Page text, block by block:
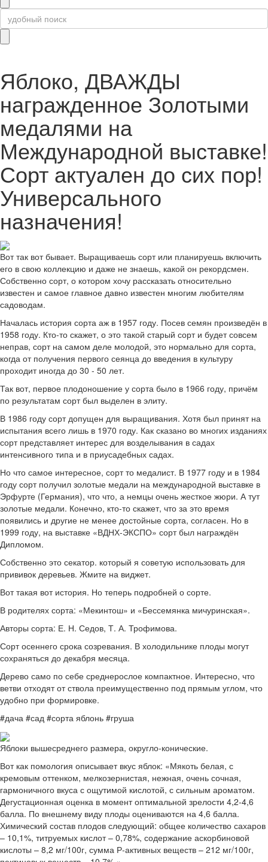
Яблоко, ДВАЖДЫ
награжденное Золотыми
медалями на
Международной выставке!
Сорт актуален до сих пор!
Универсального
назначения!
Вот так вот бывает. Выращиваешь сорт или планируешь включить
его в свою коллекцию и даже не знаешь, какой он рекордсмен.
Собственно сорт, о котором хочу рассказать относительно
известен и самое главное давно известен многим любителям
садоводам.
Началась история сорта аж в 1957 году. Посев семян произведён в
1958 году. Кто-то скажет, о это такой старый сорт и будет совсем
неправ, сорт на самом деле молодой, это нормально для сорта,
когда от получения первого сеянца до введения в культуру
проходит иногда до 30 - 50 лет.
Так вот, первое плодоношение у сорта было в 1966 году, причём
по результатам сорт был выделен в элиту.
В 1986 году сорт допущен для выращивания. Хотя был принят на
испытания всего лишь в 1970 году. Как сказано во многих изданиях
сорт представляет интерес для возделывания в садах
интенсивного типа и в приусадебных садах.
Но что самое интересное, сорт то медалист. В 1977 году и в 1984
году сорт получил золотые медали на международной выставке в
Эрфурте (Германия), что что, а немцы очень жесткое жюри. А тут
золотые медали. Конечно, кто-то скажет, что за это время
появились и другие не менее достойные сорта, согласен. Но в
1999 году, на выставке «ВДНХ-ЭКСПО» сорт был награждён
Дипломом.
Собственно это секатор. который я советую использовать для
прививок деревьев. Жмите на виджет.
Вот такая вот история. Но теперь подробней о сорте.
В родителях сорта: «Мекинтош» и «Бессемянка мичуринская».
Авторы сорта: Е. Н. Седов, Т. А. Трофимова.
Сорт осеннего срока созревания. В холодильнике плоды могут
сохраняться до декабря месяца.
Дерево само по себе среднерослое компактное. Интересно, что
ветви отходят от ствола преимущественно под прямым углом, что
удобно при формировке.
#дача #сад #сорта яблонь #груша
Яблоки вышесреднего размера, округло-конические.
Вот как помология описывает вкус яблок: «Мякоть белая, с
кремовым оттенком, мелкозернистая, нежная, очень сочная,
гармоничного вкуса с ощутимой кислотой, с сильным ароматом.
Дегустационная оценка в момент оптимальной зрелости 4,2-4,6
балла. По внешнему виду плоды оцениваются на 4,6 балла.
Химический состав плодов следующий: общее количество сахаров
– 10,1%, титруемых кислот – 0,78%, содержание аскорбиновой
кислоты – 8,2 мг/100г, сумма Р-активных веществ – 212 мг/100г,